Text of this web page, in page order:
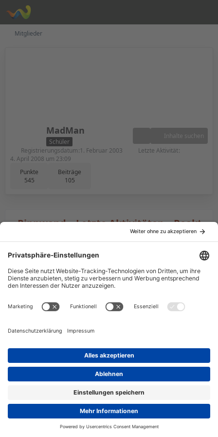
Mitglieder
MadMan
Schüler
Punkte
545
Beiträge
105
Inhalte suchen
Registrierungsdatum 1. Februar 2003
Letzte Aktivität
4. April 2008 um 23:09
Pinnwand Letzte Aktivitäten
Datenschutzerklärung Impressum
Community-Software: WoltLab Suite™ 6.2.4